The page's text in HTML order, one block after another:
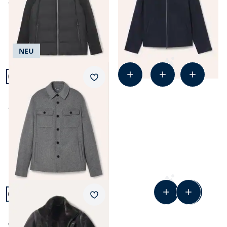
Artikel 3 von 11.
NEU
Doubleface Hemdjacke
ab
€ 199,99
Merkzettel
Artikel 4 von 11.
Lammfell Parka
€ 1.499,00
Merkzettel